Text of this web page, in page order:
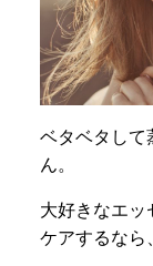
ベタベタして
ん。
大好きなエ
ケアするなら